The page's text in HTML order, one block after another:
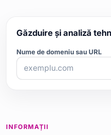
Găzduire și analiză
Nume de domeniu sau URL
INFORMAȚII